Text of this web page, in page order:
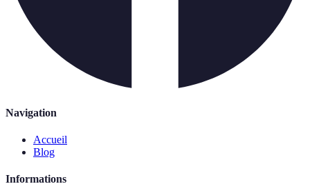
Navigation
Accueil
Blog
Informations